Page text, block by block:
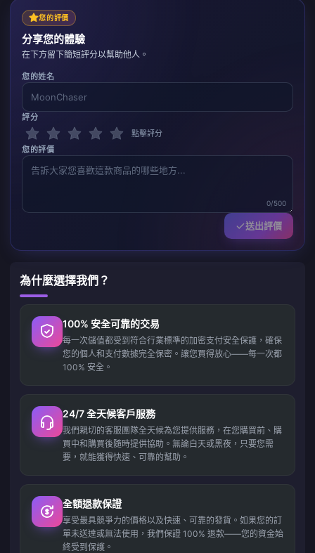
您的評價
分享您的體驗
在下方留下簡短評分以幫助他人。
您的姓名
評分
點擊評分
您的評價
0/500
送出評價
為什麼選擇我們？
100% 安全可靠的交易
每一次儲值都受到符合行業標準的加密支付安全保護，確保
您的個人和支付數據完全保密。讓您買得放心——每一次都
100% 安全。
24/7 全天候客戶服務
我們親切的客服團隊全天候為您提供服務，在您購買前、購
買中和購買後隨時提供協助。無論白天或黑夜，只要您需
要，就能獲得快速、可靠的幫助。
全額退款保證
享受最具競爭力的價格以及快速、可靠的發貨。如果您的訂
單未送達或無法使用，我們保證 100% 退款——您的資金始
終受到保護。